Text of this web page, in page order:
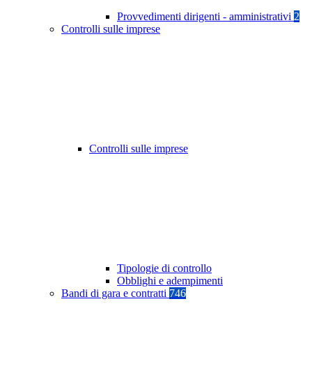
Provvedimenti dirigenti - amministrativi 2
Controlli sulle imprese
Controlli sulle imprese
Tipologie di controllo
Obblighi e adempimenti
Bandi di gara e contratti 746